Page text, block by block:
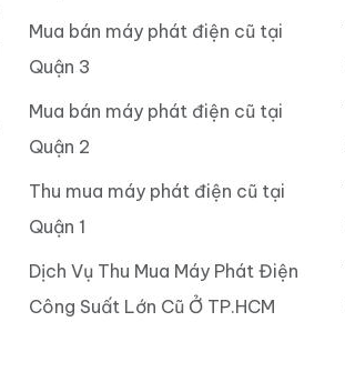
Mua bán máy phát điện cũ tại
Quận 3
Mua bán máy phát điện cũ tại
Quận 2
Thu mua máy phát điện cũ tại
Quận 1
Dịch Vụ Thu Mua Máy Phát Điện
Công Suất Lớn Cũ Ở TP.HCM